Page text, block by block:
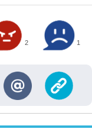
2 1